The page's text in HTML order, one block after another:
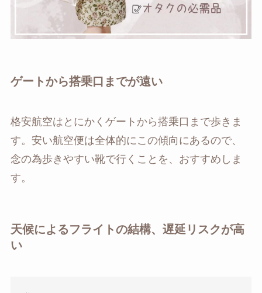
ゲートから搭乗口までが遠い
格安航空はとにかくゲートから搭乗口まで歩きま
す。安い航空便は全体的にこの傾向にあるので、
念の為歩きやすい靴で行くことを、おすすめしま
す。
天候によるフライトの結構、遅延リスクが高
い